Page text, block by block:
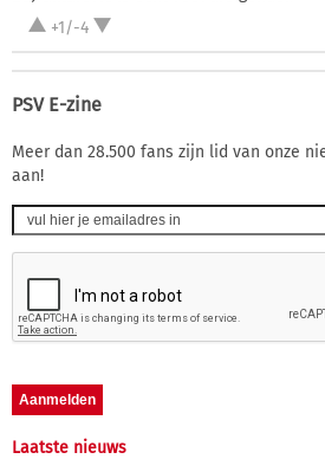
+1/-4
PSV E-zine
Meer dan 28.500 fans zijn lid van onze
aan!
Laatste nieuws